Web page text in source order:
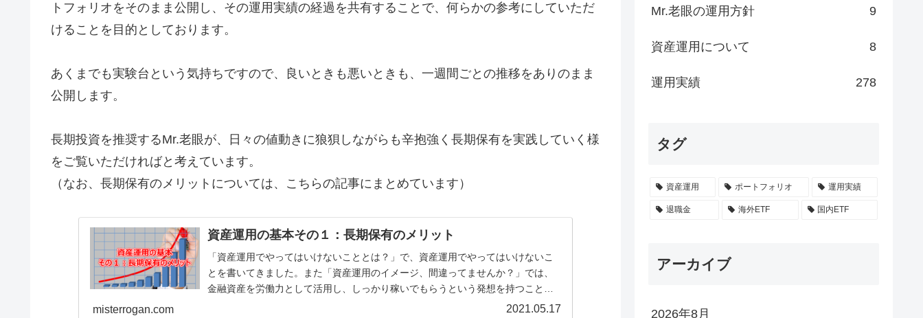
トフォリオをそのまま公開し、その運用実績の経過を共有することで、何らかの参考にしていただ
けることを目的としております。
あくまでも実験台という気持ちですので、良いときも悪いときも、一週間ごとの推移をありのまま
公開します。
長期投資を推奨するMr.老眼が、日々の値動きに狼狽しながらも辛抱強く長期保有を実践していく様
をご覧いただければと考えています。
（なお、長期保有のメリットについては、こちらの記事にまとめています）
資産運用の基本その１：長期保有のメリット
「資産運用でやってはいけないこととは？」で、資産運用でやってはいけないこ
とを書いてきました。また「資産運用のイメージ、間違ってませんか？」では、
金融資産を労働力として活用し、しっかり稼いでもらうという発想を持つことに
misterrogan.com 2021.05.17
Mr.老眼の運用方針 9
資産運用について 8
運用実績 278
タグ
資産運用 ポートフォリオ 運用実績
退職金 海外ETF 国内ETF
アーカイブ
2026年8月